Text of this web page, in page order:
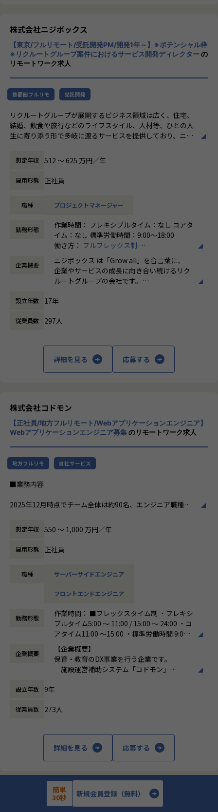
現場ではただ指示された業務を行うのではなく、プロジェク
トの目的をふまえKPIを達成するためにどのような施策を行
うべきか？施策を実施することで本当にKPIが達成できるの
か？といった、プロジェクトの上流からリリース後の効果測
て業務を経験することは、個人として今後のキャリアアップ
共有会や勉強会を通じてさらにスキルアップをしていくこと
ができる体制が整っています。
カンファレンス参加を会社負担でサポート。
さらに、業界の牽引者をメンターとして招いた講習など、ト
レンドのキャッチアップを見据えた取り組みも行なっていま
★ニジボックスでのワークスタイルが分かる、ブログ記事も
メンバーや社内の雰囲気、自由に学べてスキルアップできる
環境を感じていただけたら
・【社員インタビュー】Wantedly...https://www.wantedly.c
om/companies/nijibox/feed
・【メンバー執筆】Qiita...https://qiita.com/organization
・【オフィシャルブログ】…https://nijibox.jp/blog/
・【運営イベント】…https://nijibox.connpass.com/
とらえること。
期待を大きく超える新たな価値を共に創り出
すこと。皆さまがサービスの成長を志したと
きに、
真っ先にニジボックスを思い浮かべていただ
けることを目指しています。
株式会社ニジボックス
【東京/フルリモート/受託開発PM/開発1年～】※ポテンシャル枠
※リクルートグループ案件におけるサービス開発ディレクターの
リモートワーク求人
首都圏フルリモ 受託開発
リクルートグループが展開するビジネス領域は広く、住宅、
結婚、飲食や旅行などのライフスタイル、人材等、ひとの人
生に寄り添う形で多岐に渡るサービスを提供しており、ニジ
ットペッパー、じゃらん、リクナビなどの国内最大級のメデ
ィアの開発ディレクションに従事する、開発ディレクターを
募集しています。
リクルートグループのプロダクト開発ディレクションをお任
事業、ユーザー部門の担当者、プランナーと協業し、以下の
業務を担当いただきます。
＜企画・要件定義フェーズ＞
プロジェクトのQCDに責任を持ち、開発プロジェクトを推進
いただきます。
の整理
- エンジニアへの仕様説明
- ユーザーに向けてのコミュニケーション設計
- リリース後の様々なリスクへの対応計画
現場ではただ指示された業務を行うのではなく、プロジェク
トの目的をふまえKPIを達成するためにどのような施策を行
うべきか？施策を実施することで本当にKPIが達成できるの
約4,500万人規模のユーザを抱える大規模なメディアを通し
にも繋げていただける大きな成長機会です。
共有会や勉強会を通じてさらにスキルアップをしていくこと
ナレッジ向上施策として、動画、書籍等の学習教材の購入や
カンファレンス参加を会社負担でサポート。
さらに、業界の牽引者をメンターとして招いた講習など、ト
レンドのキャッチアップを見据えた取り組みも行なっていま
ご参照ください
環境を感じていただけたら
・【社員インタビュー】Wantedly...https://www.wantedly.c
om/companies/nijibox/feed
・【メンバー執筆】Qiita...https://qiita.com/organization
・【運営メディア】POSTD…https://postd.cc/
想定年収 512 〜 625 万円／年
雇用形態 正社員
職種 プロジェクトマネージャー
勤務形態
作業時間： フレキシブルタイム：なし コアタ
イム：なし 標準労働時間：9:00〜18:00
働き方： フルフレックス制
時間外労働の有無： 有（月平均5時間～10時
間）
休憩時間： 60分
企業概要
ニジボックス は「Grow all」を合言葉に、
企業やサービスの成長に向き合い続けるリク
ルートグループの会社です。
ングなどを通じて、お客様のビジネスに伴走
私たちはこの言葉を企業のVisionとしていま
す。
とらえること。
期待を大きく超える新たな価値を共に創り出
すこと。皆さまがサービスの成長を志したと
きに、
真っ先にニジボックスを思い浮かべていただ
設立年数 17年
従業員数 297人
詳細を見る 応募する
株式会社コドモン
【正社員/地方フルリモート/Webアプリケーションエンジニア】
Webアプリケーションエンジニア募集のリモートワーク求人
地方フルリモ 自社サービス
■業務内容
2025年12月時点でチーム全体は約90名、エンジニア職種は7
エンジニア・PdM・UI/UXデザイナーといった異なる職種の
メンバーが同じチームに属しており、各チーム5～10名ほど
で構成しています。
チームやプロジェクトチームにわかれており、それぞれのチ
や機能改善を進めています。またCoDMONを他業態施設（学
めの機能開発も行っています。
またそれらと並行し、メインプロダクトの技術的な課題への
取り組みも強化しています。例えば技術的負債に関しては、
現在では事業計画をもとに、負債返済の戦略とロードマップ
を作成し、優先度を考えながら進めています。
このような新しいチャレンジやプロダクトの課題解決を、一
ユーザーからの改善要望やユーザーインタビューなどを通し
て、ユーザーの課題を明確にし、プロダクトの改善に活かし
く、必要に応じてエンジニアも同席するので、ユーザーの課
題を深く理解できる環境です。
また、これまで部としては別々だった開発チームとサポート
想定年収 550 〜 1,000 万円／年
雇用形態 正社員
職種 サーバーサイドエンジニア
フロントエンドエンジニア
勤務形態
作業時間： ■フレックスタイム制 ・フレキシ
ブルタイム5:00 〜 11:00 / 15:00 〜 24:00 ・コ
アタイム11:00 〜15:00 ・標準労働時間 9:0
0〜18:00
働き方：フレックス制（コアタイムあり）
時間外労働の有無： 有（月平均20時間）
休憩時間： 60分
企業概要
【企業概要】
保育・教育のDX事業を行う企業です。
施設運営補助システム「コドモン」
発育・発達・教育に関するビックデータの
etc...
と心のゆとりを」というコンセプトのもと、
以下の三つの方針を軸にシステム開発・サー
ビス提供をおこなっています。
（1）こども施設の価値向上を実現する、ICT
ツールの提供と社会インフラの構築
（2）豊かな子育てを実現する、個々の家庭
設立年数 9年
従業員数 273人
詳細を見る 応募する
株式会社ニジボックス
簡単
30秒
新規会員登録（無料）